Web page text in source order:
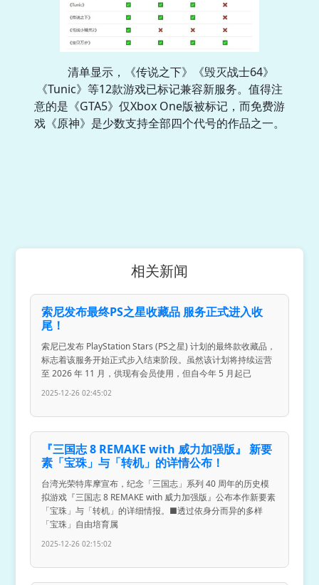
清单显示，《传说之下》《毁灭战士64》
《Tunic》等12款游戏已标记兼容新服务。值得注
意的是《GTA5》仅Xbox One版被标记，而免费游
戏《原神》是少数支持全部四个代号的作品之一。
相关新闻
索尼发布最终PS之星收藏品 服务正式进入收
尾！
索尼已发布 PlayStation Stars (PS之星) 计划的最终款收藏品，
标志着该服务开始正式步入结束阶段。虽然该计划将持续运营
至 2026 年 11 月，供现有会员使用，但自今年 5 月起已
2025-12-26 02:45:02
『三国志 8 REMAKE with 威力加强版』 新要
素「宝珠」与「转机」的详情公布！
台湾光荣特库摩宣布，纪念「三国志」系列 40 周年的历史模
拟游戏『三国志 8 REMAKE with 威力加强版』公布本作新要素
「宝珠」与「转机」的详细情报。■透过依身分而异的多样
「宝珠」自由培育属
2025-12-26 02:15:02